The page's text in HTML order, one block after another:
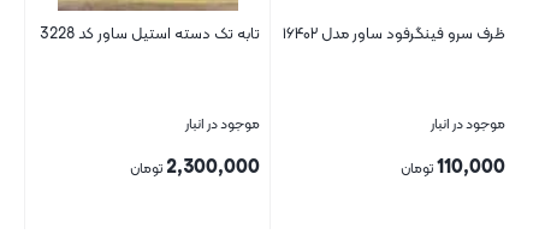
ظرف سرو فینگرفود ساور مدل ۱۶۴۰۲
موجود در انبار
110,000تومان
تابه تک دسته استیل ساور کد 3228
موجود در انبار
2,300,000 تومان